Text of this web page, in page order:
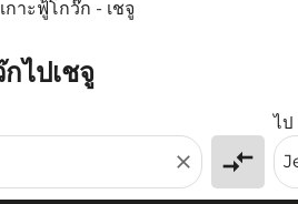
เกาะฟู้โกว๊ก - เชจู
ไปเชจู
close compare_arrows
ไป
) หรือเลือกวันที่ด้านล่างเพื่อค้นหาข้อ